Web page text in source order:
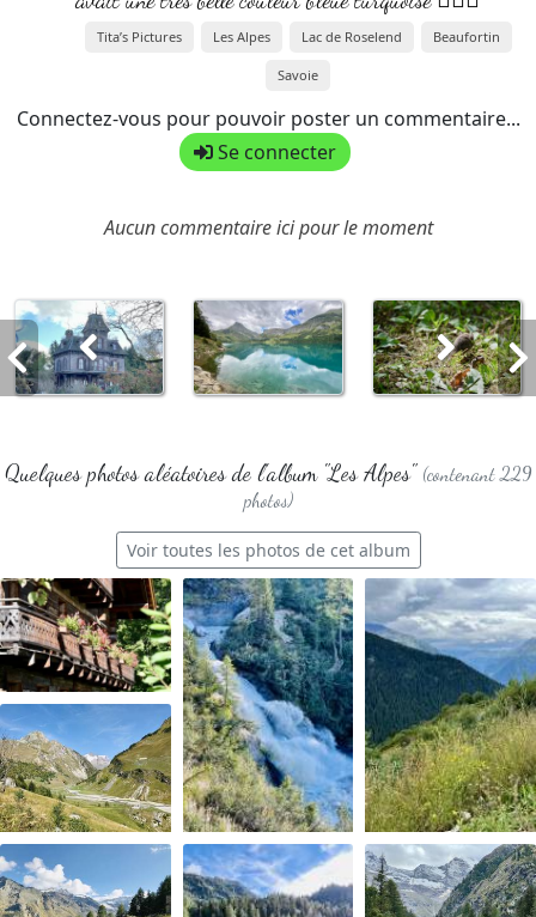
Tita’s Pictures Les Alpes Lac de Roselend Beaufortin
Savoie
Connectez-vous pour pouvoir poster un commentaire...
Se connecter
Aucun commentaire ici pour le moment
Quelques photos aléatoires de l'album "Les Alpes" (contenant 229
photos)
Voir toutes les photos de cet album